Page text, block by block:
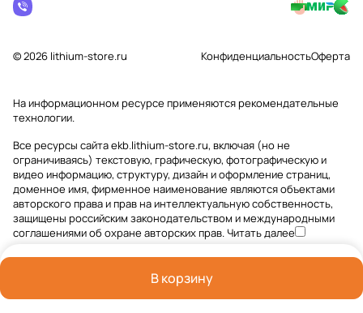
В корзину
© 2026 lithium-store.ru КонфиденциальностьОферта
На информационном ресурсе применяютсярекомендательные
технологии.
Все ресурсы сайта ekb.lithium-store.ru, включая (но не
ограничиваясь) текстовую, графическую, фотографическую и
видео информацию, структуру, дизайн и оформление страниц,
доменное имя, фирменное наименование являются объектами
авторского права и прав на интеллектуальную собственность,
защищены российским законодательством и международными
соглашениями об охране авторских прав.Читать далее